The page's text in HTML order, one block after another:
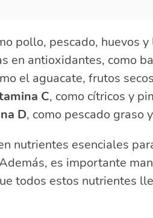
pollo, pescado, huevos
en antioxidantes, como
el aguacate, frutos
C, como cítricos y
D, como pescado graso
nutrientes esenciales
es importante
todos estos nutrientes